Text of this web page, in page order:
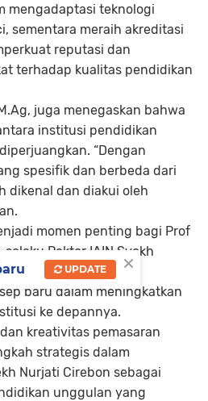
mengadaptasi teknologi
sementara meraih akreditasi
reputasi dan
terhadap kualitas pendidikan
juga menegaskan bahwa
institusi pendidikan
“Dengan
spesifik dan berbeda dari
dikenal dan diakui oleh
momen penting bagi Prof
Rektor IAIN Syekh
arahan dan
baru dalam meningkatkan
ke depannya.
kreativitas pemasaran
strategis dalam
Nurjati Cirebon sebagai
unggulan yang
×
UPDATE